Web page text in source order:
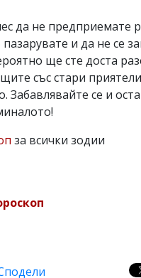
да не предприемате
и да не се
ще сте доста
със стари
Забавлявайте се и
за всички зодии